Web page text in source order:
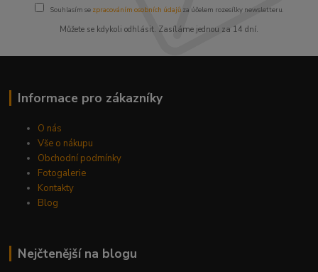
Souhlasím se zpracováním osobních údajůza účelem rozesílky newsletteru.
Můžete se kdykoli odhlásit. Zasíláme jednou za 14 dní.
Informace pro zákazníky
O nás
Vše o nákupu
Obchodní podmínky
Fotogalerie
Kontakty
Blog
Nejčtenější na blogu